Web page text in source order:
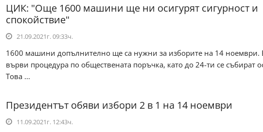
ЦИК: "Още 1600 машини ще ни осигурят сигурност и
спокойствие"
21.09.2021г. 09:33ч.
1600 машини допълнително ще са нужни за изборите на 14 ноември.
върви процедура по обществената поръчка, като до 24-ти се събират
Това ...
Президентът обяви избори 2 в 1 на 14 ноември
11.09.2021г. 12:43ч.